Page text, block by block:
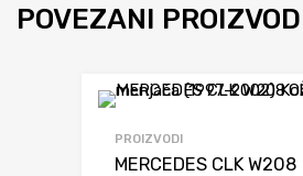
POVEZANI
PROIZVODI
MERCEDES CLK